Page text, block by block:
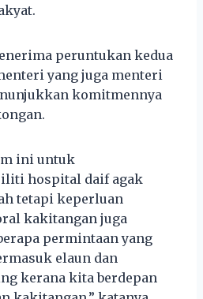
peruntukan kedua
yang juga menteri
komitmennya
ini untuk
hospital daif agak
tetapi keperluan
kakitangan juga
permintaan yang
elaun dan
kerana kita berdepan